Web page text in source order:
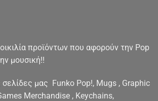
προϊόντων που αφορούν την Pop
μουσική!!
σελίδες μας Funko Pop!, Mugs , Graphic
Merchandise , Keychains,